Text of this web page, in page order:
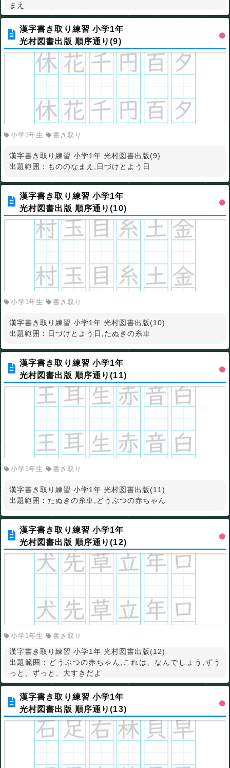
まえ
漢字書き取り練習 小学1年
光村図書出版 順序通り(9)
小学1年生 書き取り
漢字書き取り練習 小学1年 光村図書出版(9)
出題範囲：もののなまえ,日づけとよう日
漢字書き取り練習 小学1年
光村図書出版 順序通り(10)
小学1年生 書き取り
漢字書き取り練習 小学1年 光村図書出版(10)
出題範囲：日づけとよう日,たぬきの糸車
漢字書き取り練習 小学1年
光村図書出版 順序通り(11)
小学1年生 書き取り
漢字書き取り練習 小学1年 光村図書出版(11)
出題範囲：たぬきの糸車,どうぶつの赤ちゃん
漢字書き取り練習 小学1年
光村図書出版 順序通り(12)
小学1年生 書き取り
漢字書き取り練習 小学1年 光村図書出版(12)
出題範囲：どうぶつの赤ちゃん,これは、なんでしょう,ずう
っと、ずっと、大すきだよ
漢字書き取り練習 小学1年
光村図書出版 順序通り(13)